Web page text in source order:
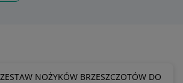
ZESTAW NOŻYKÓW BRZESZCZOTÓW DO